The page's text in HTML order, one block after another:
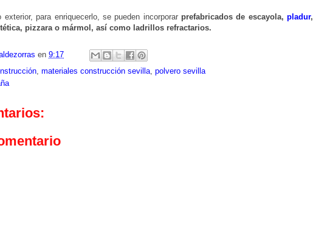
para enriquecerlo, se pueden incorporar prefabricados de escayola,pladur,
pizzara o mármol, así como ladrillos refractarios.
en 9:17
, materiales construcción sevilla, polvero sevilla